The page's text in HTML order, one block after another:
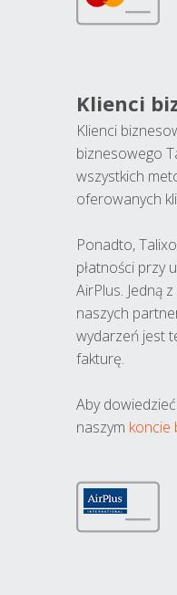
Klienci
Klienci
biznesowego
wszystkich
oferowanych
Ponadto,
płatności przy
AirPlus. Jedną
naszych
wydarzeń jest
fakturę.
Aby
naszym koncie